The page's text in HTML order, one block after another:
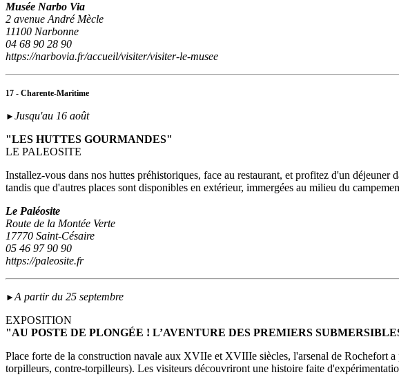
Musée Narbo Via
2 avenue André Mècle
11100 Narbonne
04 68 90 28 90
https://narbovia.fr/accueil/visiter/visiter-le-musee
17 - Charente-Maritime
► Jusqu'au 16 août
"LES HUTTES GOURMANDES"
LE PALEOSITE
Installez-vous dans nos huttes préhistoriques, face au restaurant, et profitez d'un
tandis que d'autres places sont disponibles en extérieur, immergées au milieu du
Le Paléosite
Route de la Montée Verte
17770 Saint-Césaire
05 46 97 90 90
https://paleosite.fr
►A partir du 25 septembre
EXPOSITION
"AU POSTE DE PLONGÉE ! L’AVENTURE DES PREMIERS
Place forte de la construction navale aux XVIIe et XVIIIe siècles, l'arsenal de Rochefort
torpilleurs, contre-torpilleurs). Les visiteurs découvriront une histoire faite